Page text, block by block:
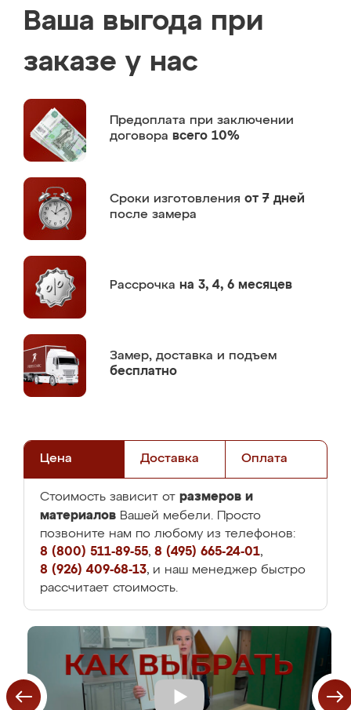
Ваша выгода при
заказе у нас
Предоплата при заключении
договора всего 10%
Сроки изготовления от 7 дней
после замера
Рассрочка на 3, 4, 6 месяцев
Замер, доставка и подъем
бесплатно
Цена Доставка Оплата
Стоимость зависит от размеров и
материалов Вашей мебели. Просто
позвоните нам по любому из телефонов:
8 (800) 511-89-55, 8 (495) 665-24-01,
8 (926) 409-68-13, и наш менеджер быстро
рассчитает стоимость.